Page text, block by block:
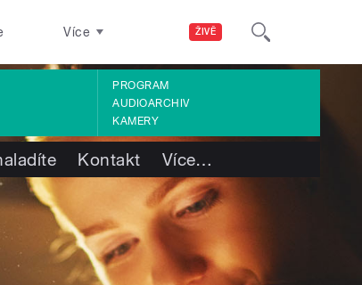
ŽIVĚ
Více
PROGRAM
AUDIOARCHIV
KAMERY
Kontakt Více…